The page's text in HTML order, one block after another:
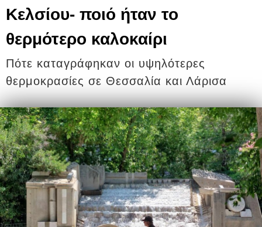
Κελσίου- ποιό ήταν το
θερμότερο καλοκαίρι
Πότε καταγράφηκαν οι υψηλότερες
θερμοκρασίες σε Θεσσαλία και Λάρισα